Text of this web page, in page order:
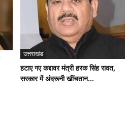
उत्तराखंड
हटाए गए कद्दावर मंत्री हरक सिंह रावत,
सरकार में अंदरूनी खींचतान...